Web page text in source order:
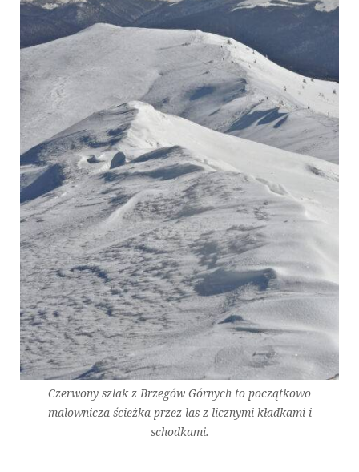
Czerwony szlak z Brzegów Górnych to początkowo
malownicza ścieżka przez las z licznymi kładkami i
schodkami.